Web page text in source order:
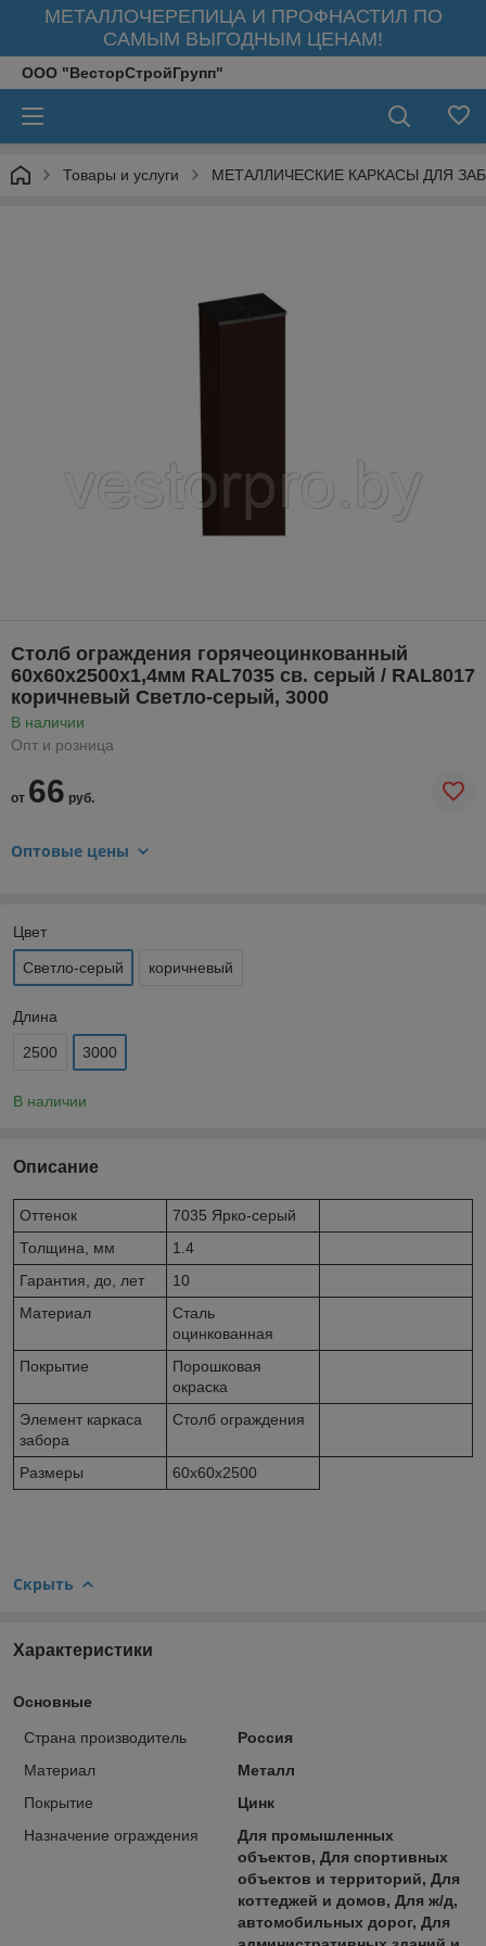
МЕТАЛЛОЧЕРЕПИЦА И ПРОФНАСТИЛ ПО
САМЫМ ВЫГОДНЫМ ЦЕНАМ!
ООО "ВесторСтройГрупп"
Товары и услуги МЕТАЛЛИЧЕСКИЕ КАРКАСЫ ДЛЯ
Столб ограждения горячеоцинкованный
60х60х2500х1,4мм RAL7035 св. серый / RAL8017
коричневый Светло-серый, 3000
В наличии
Опт и розница
от 66 руб.
Оптовые цены
Цвет
Светло-серый коричневый
Длина
2500 3000
В наличии
Описание
Оттенок
7035 Ярко-серый
Толщина, мм
1.4
Гарантия, до, лет
10
Материал
Сталь
оцинкованная
Покрытие
Порошковая
окраска
Элемент каркаса
забора
Столб ограждения
Размеры 60х60х2500
Скрыть
Характеристики
Основные
Страна производитель
Россия
Материал
Металл
Покрытие
Цинк
Назначение ограждения
Для промышленных
объектов, Для спортивных
объектов и территорий, Для
коттеджей и домов, Для ж/д,
автомобильных дорог, Для